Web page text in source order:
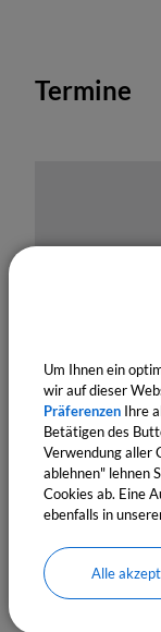
Termine
Bitte
Um Ihnen ein
wir auf dieser
Präferenzen Ihre
Betätigen des
Verwendung aller
ablehnen" lehnen
Cookies ab. Eine
ebenfalls in
Alle